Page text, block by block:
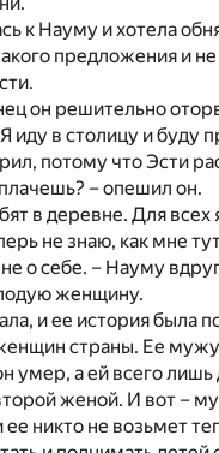
к Науму и хотела
предложения и не
он решительно
иду в столицу и буду
потому что Эсти
– опешил он.
в деревне. Для всех
не знаю, как мне
о себе. – Науму
женщину.
и ее история была
страны. Ее
умер, а ей всего лишь
женой. И вот –
никто не возьмет